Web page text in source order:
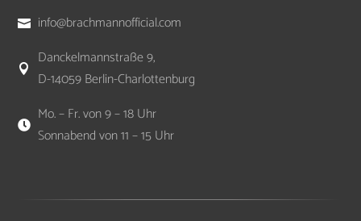
 info@brachmannofficial.com

Danckelmannstraße 9,
D-14059 Berlin-Charlottenburg

Mo. – Fr. von 9 – 18 Uhr
Sonnabend von 11 – 15 Uhr